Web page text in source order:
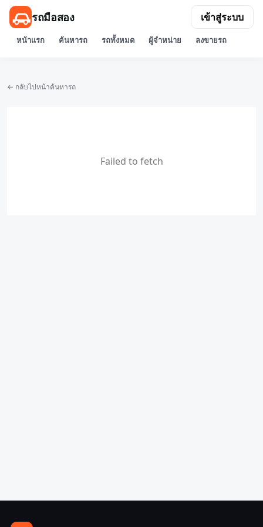
รถมือสอง
หน้าแรก ค้นหารถ รถทั้งหมด ผู้จำหน่าย ลงขายรถ
เข้าสู่ระบบ
← กลับไปหน้าค้นหารถ
Failed to fetch